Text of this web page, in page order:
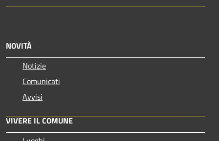
NOVITÀ
Notizie
Comunicati
Avvisi
VIVERE IL COMUNE